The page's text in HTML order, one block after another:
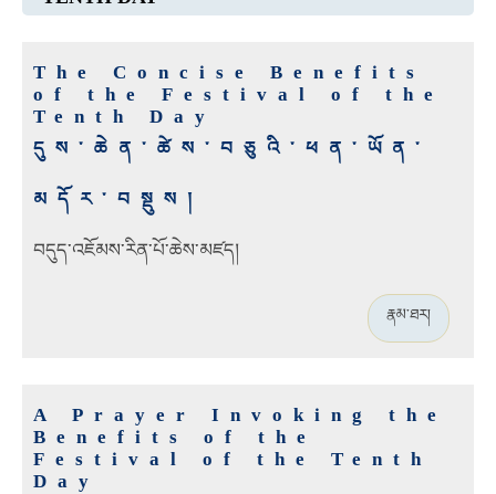
The Concise Benefits
of the Festival of the
Tenth Day
དུས་ཆེན་ཚེས་བཅུའི་ཕན་ཡོན་
མདོར་བསྡུས།
བདུད་འཇོམས་རིན་པོ་ཆེས་མཛད།
རྣམ་ཐར།
A Prayer Invoking the
Benefits of the
Festival of the Tenth
Day